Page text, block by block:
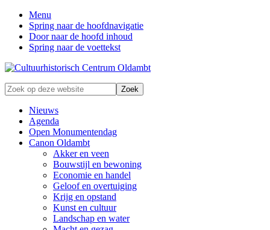
Menu
Spring naar de hoofdnavigatie
Door naar de hoofd inhoud
Spring naar de voettekst
Zonder
verleden
geen
toekomst
Zoek
op
deze
website
Nieuws
Agenda
Open Monumentendag
Canon Oldambt
Akker en veen
Bouwstijl en bewoning
Economie en handel
Geloof en overtuiging
Krijg en opstand
Kunst en cultuur
Landschap en water